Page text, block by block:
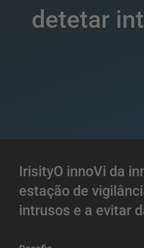
detetar
IrisityO innoVi da
estação de
intrusos e a evitar